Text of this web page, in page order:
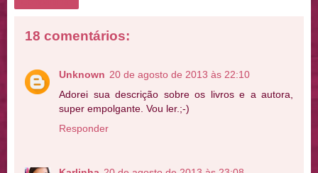
18 comentários:
Unknown 20 de agosto de 2013 às 22:10
Adorei sua descrição sobre os livros e a autora,
super empolgante. Vou ler.;-)
Responder